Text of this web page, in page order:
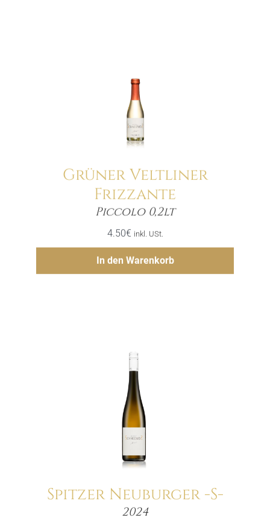
Grüner Veltliner
Frizzante
Piccolo 0,2lt
4.50€ inkl. USt.
In den Warenkorb
Menge
Hinzufügen
Spitzer Neuburger -S-
2024Menge